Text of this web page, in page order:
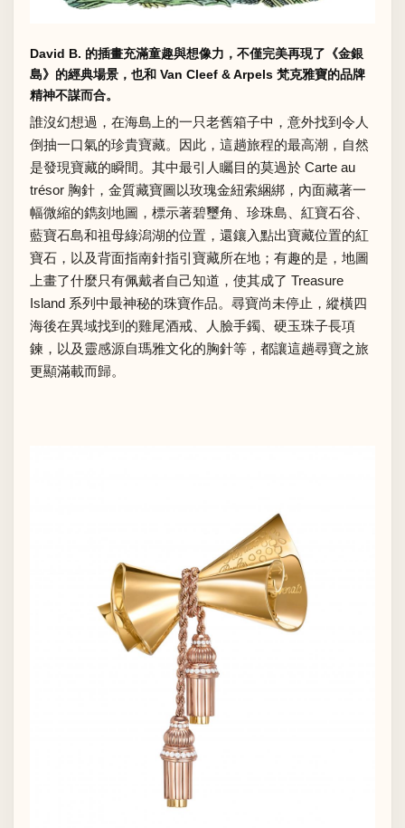
David B. 的插畫充滿童趣與想像力，不僅完美再現了《金銀
島》的經典場景，也和 Van Cleef & Arpels 梵克雅寶的品牌
精神不謀而合。
誰沒幻想過，在海島上的一只老舊箱子中，意外找到令人
倒抽一口氣的珍貴寶藏。因此，這趟旅程的最高潮，自然
是發現寶藏的瞬間。其中最引人矚目的莫過於 Carte au
trésor 胸針，金質藏寶圖以玫瑰金紐索綑綁，內面藏著一
幅微縮的鐫刻地圖，標示著碧璽角、珍珠島、紅寶石谷、
藍寶石島和祖母綠潟湖的位置，還鑲入點出寶藏位置的紅
寶石，以及背面指南針指引寶藏所在地；有趣的是，地圖
上畫了什麼只有佩戴者自己知道，使其成了 Treasure
Island 系列中最神秘的珠寶作品。尋寶尚未停止，縱橫四
海後在異域找到的雞尾酒戒、人臉手鐲、硬玉珠子長項
鍊，以及靈感源自瑪雅文化的胸針等，都讓這趟尋寶之旅
更顯滿載而歸。